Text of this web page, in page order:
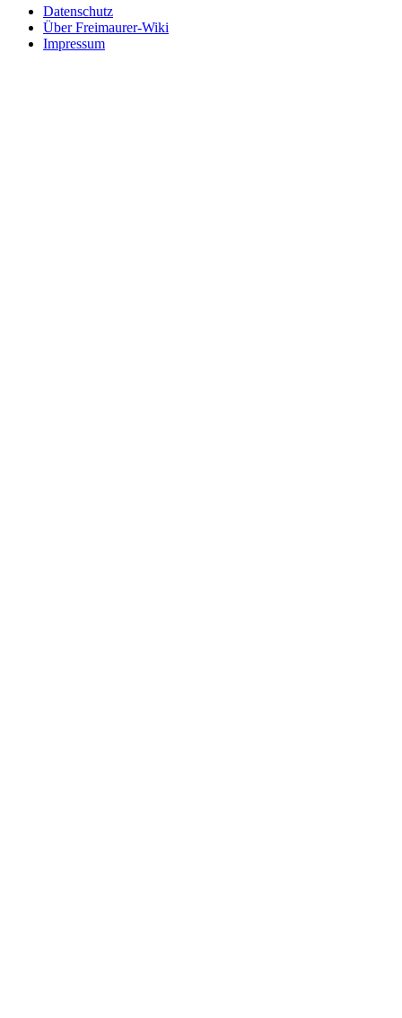
Datenschutz
Über Freimaurer-Wiki
Impressum